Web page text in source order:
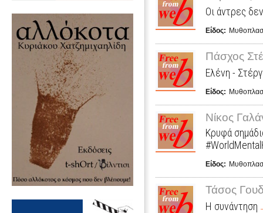
Οι άντρες
Είδος:
Πάσχος
Ελένη -
Είδος:
Νίκος
Κρυφά
Είδος:
Τάσος
Η συνάντηση